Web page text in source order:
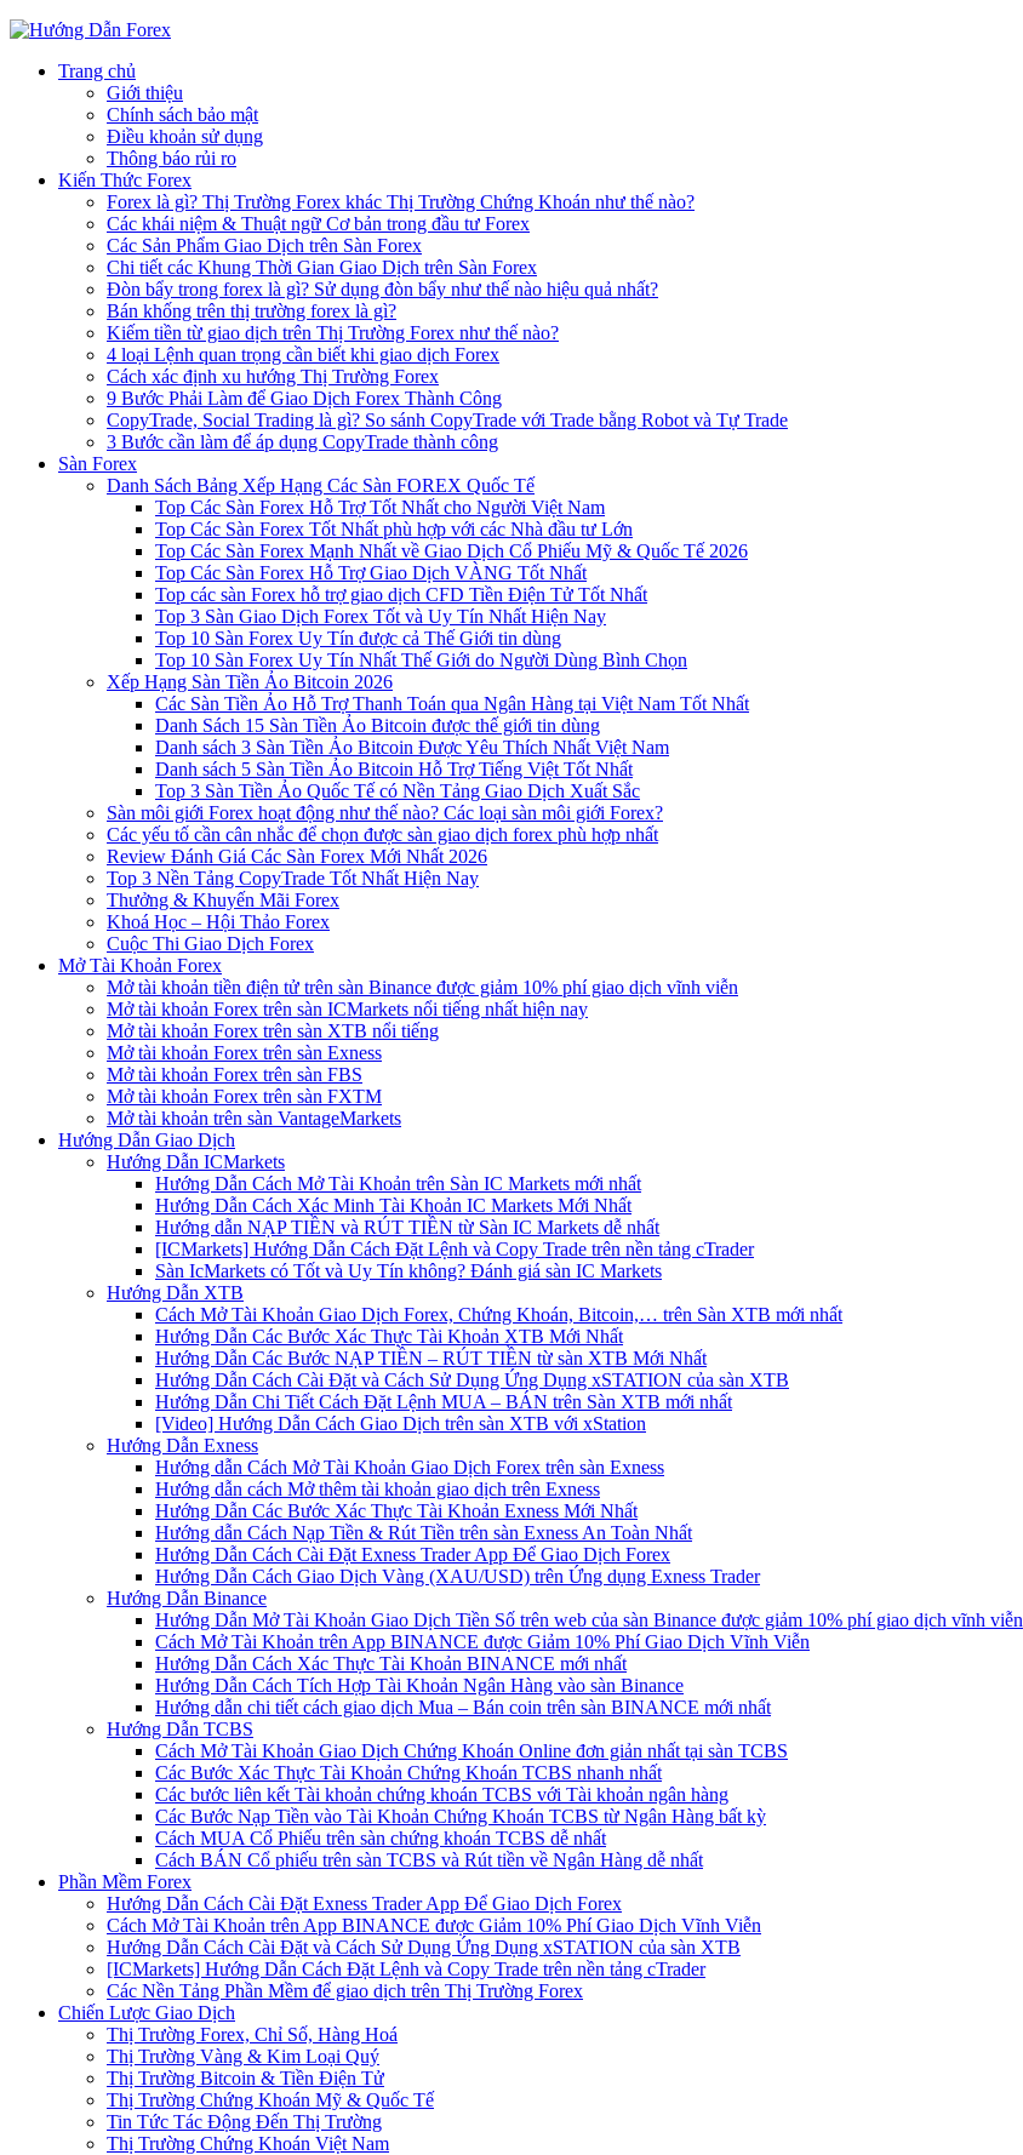
Trang chủ
Giới thiệu
Chính sách bảo mật
Điều khoản sử dụng
Thông báo rủi ro
Kiến Thức Forex
Forex là gì? Thị Trường Forex khác Thị Trường Chứng Khoán như thế nào?
Các khái niệm & Thuật ngữ Cơ bản trong đầu tư Forex
Các Sản Phẩm Giao Dịch trên Sàn Forex
Chi tiết các Khung Thời Gian Giao Dịch trên Sàn Forex
Đòn bẩy trong forex là gì? Sử dụng đòn bẩy như thế nào hiệu quả nhất?
Bán khống trên thị trường forex là gì?
Kiếm tiền từ giao dịch trên Thị Trường Forex như thế nào?
4 loại Lệnh quan trọng cần biết khi giao dịch Forex
Cách xác định xu hướng Thị Trường Forex
9 Bước Phải Làm để Giao Dịch Forex Thành Công
CopyTrade, Social Trading là gì? So sánh CopyTrade với Trade bằng Robot và Tự Trade
3 Bước cần làm để áp dụng CopyTrade thành công
Sàn Forex
Danh Sách Bảng Xếp Hạng Các Sàn FOREX Quốc Tế
Top Các Sàn Forex Hỗ Trợ Tốt Nhất cho Người Việt Nam
Top Các Sàn Forex Tốt Nhất phù hợp với các Nhà đầu tư Lớn
Top Các Sàn Forex Mạnh Nhất về Giao Dịch Cổ Phiếu Mỹ & Quốc Tế 2026
Top Các Sàn Forex Hỗ Trợ Giao Dịch VÀNG Tốt Nhất
Top các sàn Forex hỗ trợ giao dịch CFD Tiền Điện Tử Tốt Nhất
Top 3 Sàn Giao Dịch Forex Tốt và Uy Tín Nhất Hiện Nay
Top 10 Sàn Forex Uy Tín được cả Thế Giới tin dùng
Top 10 Sàn Forex Uy Tín Nhất Thế Giới do Người Dùng Bình Chọn
Xếp Hạng Sàn Tiền Ảo Bitcoin 2026
Các Sàn Tiền Ảo Hỗ Trợ Thanh Toán qua Ngân Hàng tại Việt Nam Tốt Nhất
Danh Sách 15 Sàn Tiền Ảo Bitcoin được thế giới tin dùng
Danh sách 3 Sàn Tiền Ảo Bitcoin Được Yêu Thích Nhất Việt Nam
Danh sách 5 Sàn Tiền Ảo Bitcoin Hỗ Trợ Tiếng Việt Tốt Nhất
Top 3 Sàn Tiền Ảo Quốc Tế có Nền Tảng Giao Dịch Xuất Sắc
Sàn môi giới Forex hoạt động như thế nào? Các loại sàn môi giới Forex?
Các yếu tố cần cân nhắc để chọn được sàn giao dịch forex phù hợp nhất
Review Đánh Giá Các Sàn Forex Mới Nhất 2026
Top 3 Nền Tảng CopyTrade Tốt Nhất Hiện Nay
Thưởng & Khuyến Mãi Forex
Khoá Học – Hội Thảo Forex
Cuộc Thi Giao Dịch Forex
Mở Tài Khoản Forex
Mở tài khoản tiền điện tử trên sàn Binance được giảm 10% phí giao dịch vĩnh viễn
Mở tài khoản Forex trên sàn ICMarkets nổi tiếng nhất hiện nay
Mở tài khoản Forex trên sàn XTB nổi tiếng
Mở tài khoản Forex trên sàn Exness
Mở tài khoản Forex trên sàn FBS
Mở tài khoản Forex trên sàn FXTM
Mở tài khoản trên sàn VantageMarkets
Hướng Dẫn Giao Dịch
Hướng Dẫn ICMarkets
Hướng Dẫn Cách Mở Tài Khoản trên Sàn IC Markets mới nhất
Hướng Dẫn Cách Xác Minh Tài Khoản IC Markets Mới Nhất
Hướng dẫn NẠP TIỀN và RÚT TIỀN từ Sàn IC Markets dễ nhất
[ICMarkets] Hướng Dẫn Cách Đặt Lệnh và Copy Trade trên nền tảng cTrader
Sàn IcMarkets có Tốt và Uy Tín không? Đánh giá sàn IC Markets
Hướng Dẫn XTB
Cách Mở Tài Khoản Giao Dịch Forex, Chứng Khoán, Bitcoin,… trên Sàn XTB mới nhất
Hướng Dẫn Các Bước Xác Thực Tài Khoản XTB Mới Nhất
Hướng Dẫn Các Bước NẠP TIỀN – RÚT TIỀN từ sàn XTB Mới Nhất
Hướng Dẫn Cách Cài Đặt và Cách Sử Dụng Ứng Dụng xSTATION của sàn XTB
Hướng Dẫn Chi Tiết Cách Đặt Lệnh MUA – BÁN trên Sàn XTB mới nhất
[Video] Hướng Dẫn Cách Giao Dịch trên sàn XTB với xStation
Hướng Dẫn Exness
Hướng dẫn Cách Mở Tài Khoản Giao Dịch Forex trên sàn Exness
Hướng dẫn cách Mở thêm tài khoản giao dịch trên Exness
Hướng Dẫn Các Bước Xác Thực Tài Khoản Exness Mới Nhất
Hướng dẫn Cách Nạp Tiền & Rút Tiền trên sàn Exness An Toàn Nhất
Hướng Dẫn Cách Cài Đặt Exness Trader App Để Giao Dịch Forex
Hướng Dẫn Cách Giao Dịch Vàng (XAU/USD) trên Ứng dụng Exness Trader
Hướng Dẫn Binance
Hướng Dẫn Mở Tài Khoản Giao Dịch Tiền Số trên web của sàn Binance được giảm 10% phí giao dịch vĩnh viễn
Cách Mở Tài Khoản trên App BINANCE được Giảm 10% Phí Giao Dịch Vĩnh Viễn
Hướng Dẫn Cách Xác Thực Tài Khoản BINANCE mới nhất
Hướng Dẫn Cách Tích Hợp Tài Khoản Ngân Hàng vào sàn Binance
Hướng dẫn chi tiết cách giao dịch Mua – Bán coin trên sàn BINANCE mới nhất
Hướng Dẫn TCBS
Cách Mở Tài Khoản Giao Dịch Chứng Khoán Online đơn giản nhất tại sàn TCBS
Các Bước Xác Thực Tài Khoản Chứng Khoán TCBS nhanh nhất
Các bước liên kết Tài khoản chứng khoán TCBS với Tài khoản ngân hàng
Các Bước Nạp Tiền vào Tài Khoản Chứng Khoán TCBS từ Ngân Hàng bất kỳ
Cách MUA Cổ Phiếu trên sàn chứng khoán TCBS dễ nhất
Cách BÁN Cổ phiếu trên sàn TCBS và Rút tiền về Ngân Hàng dễ nhất
Phần Mềm Forex
Hướng Dẫn Cách Cài Đặt Exness Trader App Để Giao Dịch Forex
Cách Mở Tài Khoản trên App BINANCE được Giảm 10% Phí Giao Dịch Vĩnh Viễn
Hướng Dẫn Cách Cài Đặt và Cách Sử Dụng Ứng Dụng xSTATION của sàn XTB
[ICMarkets] Hướng Dẫn Cách Đặt Lệnh và Copy Trade trên nền tảng cTrader
Các Nền Tảng Phần Mềm để giao dịch trên Thị Trường Forex
Chiến Lược Giao Dịch
Thị Trường Forex, Chỉ Số, Hàng Hoá
Thị Trường Vàng & Kim Loại Quý
Thị Trường Bitcoin & Tiền Điện Tử
Thị Trường Chứng Khoán Mỹ & Quốc Tế
Tin Tức Tác Động Đến Thị Trường
Thị Trường Chứng Khoán Việt Nam